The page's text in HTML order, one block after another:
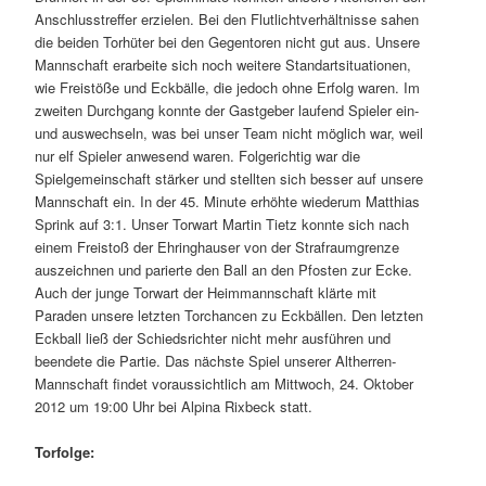
Anschlusstreffer erzielen. Bei den Flutlichtverhältnisse sahen
die beiden Torhüter bei den Gegentoren nicht gut aus. Unsere
Mannschaft erarbeite sich noch weitere Standartsituationen,
wie Freistöße und Eckbälle, die jedoch ohne Erfolg waren. Im
zweiten Durchgang konnte der Gastgeber laufend Spieler ein-
und auswechseln, was bei unser Team nicht möglich war, weil
nur elf Spieler anwesend waren. Folgerichtig war die
Spielgemeinschaft stärker und stellten sich besser auf unsere
Mannschaft ein. In der 45. Minute erhöhte wiederum Matthias
Sprink auf 3:1. Unser Torwart Martin Tietz konnte sich nach
einem Freistoß der Ehringhauser von der Strafraumgrenze
auszeichnen und parierte den Ball an den Pfosten zur Ecke.
Auch der junge Torwart der Heimmannschaft klärte mit
Paraden unsere letzten Torchancen zu Eckbällen. Den letzten
Eckball ließ der Schiedsrichter nicht mehr ausführen und
beendete die Partie. Das nächste Spiel unserer Altherren-
Mannschaft findet voraussichtlich am Mittwoch, 24. Oktober
2012 um 19:00 Uhr bei Alpina Rixbeck statt.
Torfolge: